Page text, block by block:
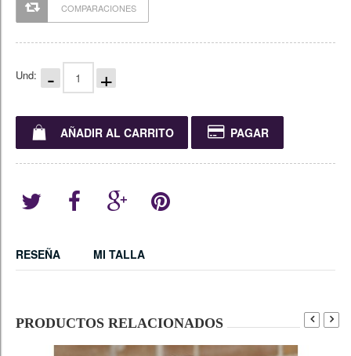
COMPARACIONES
Und: - +
AÑADIR AL CARRITO PAGAR
RESEÑA MI TALLA
PRODUCTOS RELACIONADOS